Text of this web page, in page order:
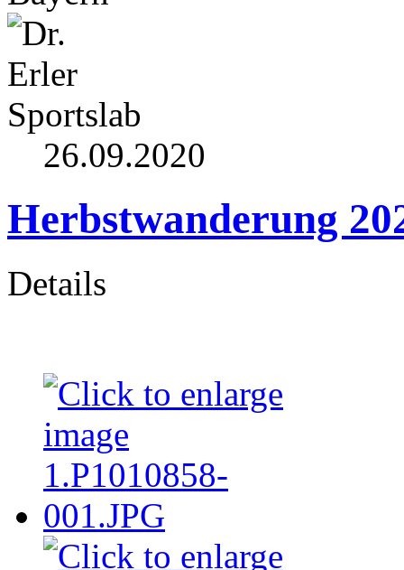
26.09.2020
Herbstwanderung
Details